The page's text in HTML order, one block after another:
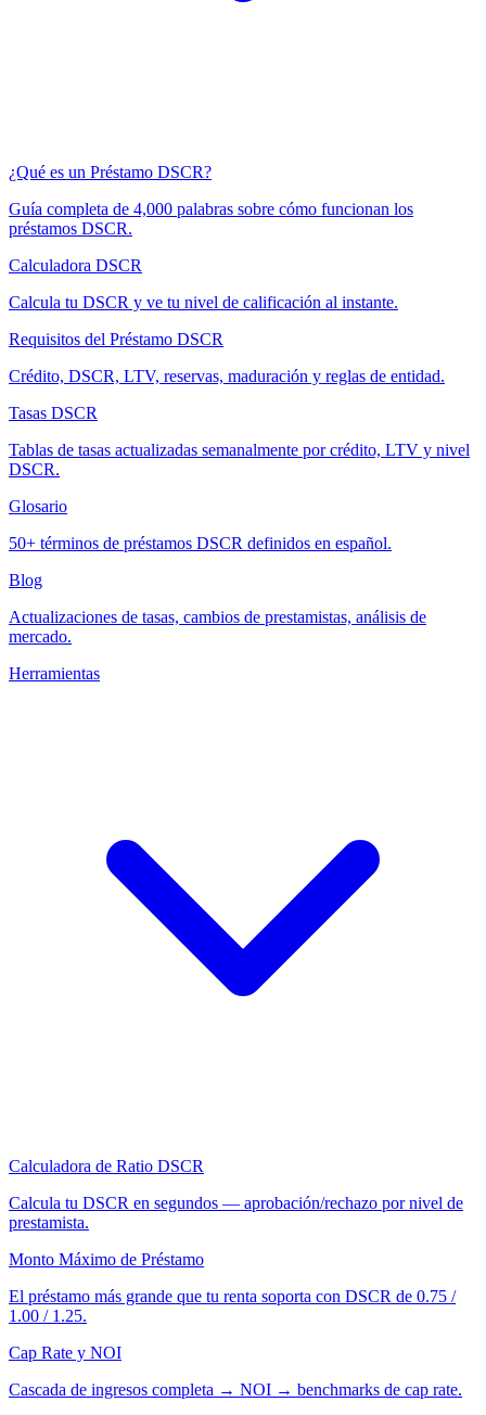
¿Qué es un Préstamo DSCR?
Guía completa de 4,000 palabras sobre cómo funcionan los
préstamos DSCR.
Calculadora DSCR
Calcula tu DSCR y ve tu nivel de calificación al instante.
Requisitos del Préstamo DSCR
Crédito, DSCR, LTV, reservas, maduración y reglas de entidad.
Tasas DSCR
Tablas de tasas actualizadas semanalmente por crédito, LTV y nivel
DSCR.
Glosario
50+ términos de préstamos DSCR definidos en español.
Blog
Actualizaciones de tasas, cambios de prestamistas, análisis de
mercado.
Herramientas
Calculadora de Ratio DSCR
Calcula tu DSCR en segundos — aprobación/rechazo por nivel de
prestamista.
Monto Máximo de Préstamo
El préstamo más grande que tu renta soporta con DSCR de 0.75 /
1.00 / 1.25.
Cap Rate y NOI
Cascada de ingresos completa → NOI → benchmarks de cap rate.